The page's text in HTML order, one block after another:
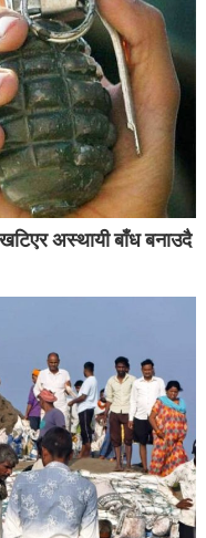
अस्थायी बाँध बनाउदै